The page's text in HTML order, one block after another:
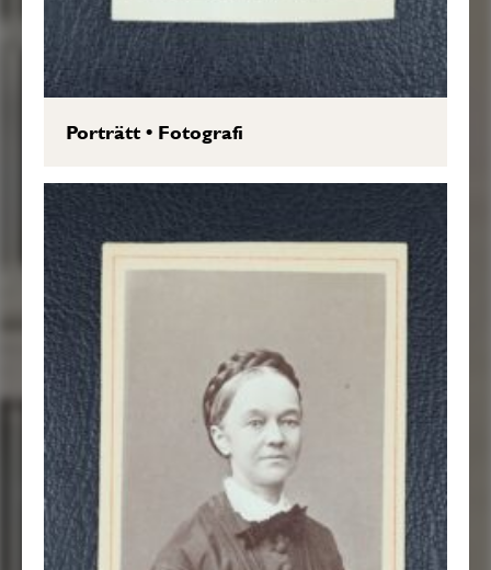
Porträtt• Fotografi